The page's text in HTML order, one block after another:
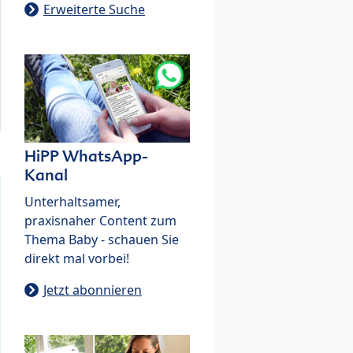
Erweiterte Suche
HiPP WhatsApp-
Kanal
Unterhaltsamer,
praxisnaher Content zum
Thema Baby - schauen Sie
direkt mal vorbei!
Jetzt abonnieren